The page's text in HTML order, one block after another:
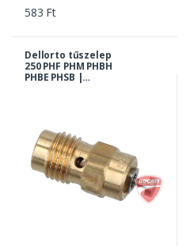
583 Ft
Dellorto tűszelep
250 PHF PHM PHBH
PHBE PHSB |